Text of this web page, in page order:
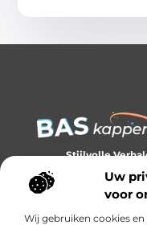
Uw
voor
Wij gebruiken cookies
Stijlvolle
Ontdek trends, tips en
Bericht categorie